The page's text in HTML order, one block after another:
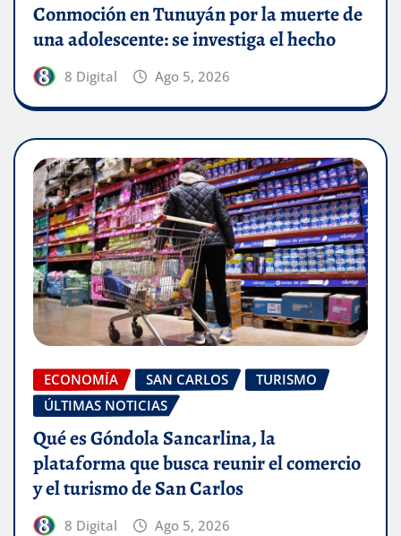
Conmoción en Tunuyán por la muerte de
una adolescente: se investiga el hecho
8 Digital Ago 5, 2026
ECONOMÍA SAN CARLOS
TURISMO
ÚLTIMAS NOTICIAS
Qué es Góndola Sancarlina, la
plataforma que busca reunir el comercio
y el turismo de San Carlos
8 Digital Ago 5, 2026